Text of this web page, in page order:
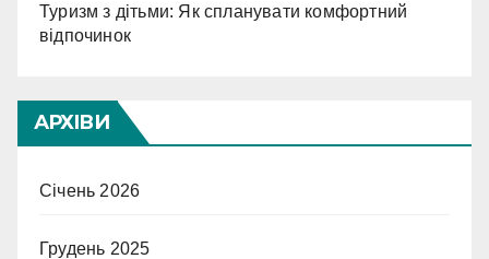
Туризм з дітьми: Як спланувати комфортний
відпочинок
АРХІВИ
Січень 2026
Грудень 2025